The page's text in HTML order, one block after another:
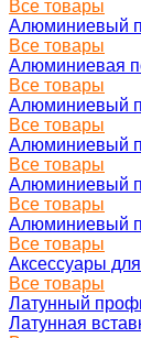
Все товары
Алюминиевый
Все товары
Алюминиевая
Все товары
Алюминиевый
Все товары
Алюминиевый
Все товары
Алюминиевый
Все товары
Алюминиевый
Все товары
Аксессуары
Все товары
Латунный
Латунная